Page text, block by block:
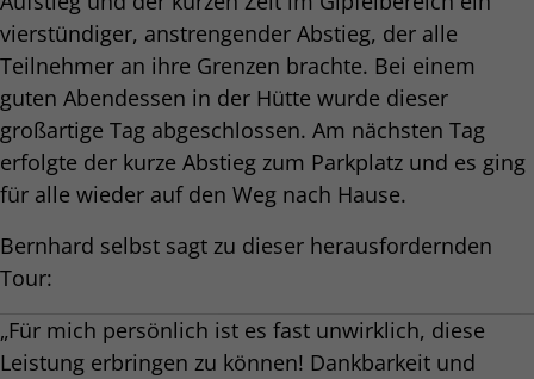
vierstündiger, anstrengender Abstieg, der alle
Teilnehmer an ihre Grenzen brachte. Bei einem
guten Abendessen in der Hütte wurde dieser
großartige Tag abgeschlossen. Am nächsten Tag
erfolgte der kurze Abstieg zum Parkplatz und es ging
für alle wieder auf den Weg nach Hause.
Bernhard selbst sagt zu dieser herausfordernden
Tour:
„Für mich persönlich ist es fast unwirklich, diese
Leistung erbringen zu können! Dankbarkeit und